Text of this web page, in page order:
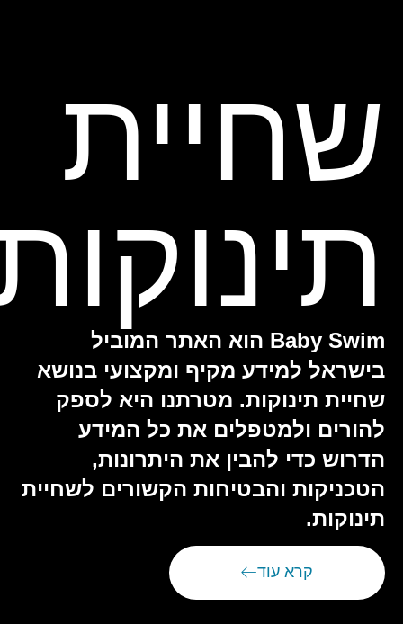
שחיית
תינוקות
Baby Swim הוא האתר המוביל
בישראל למידע מקיף ומקצועי בנושא
שחיית תינוקות. מטרתנו היא לספק
להורים ולמטפלים את כל המידע
הדרוש כדי להבין את היתרונות,
הטכניקות והבטיחות הקשורים לשחיית
תינוקות.
קרא עוד